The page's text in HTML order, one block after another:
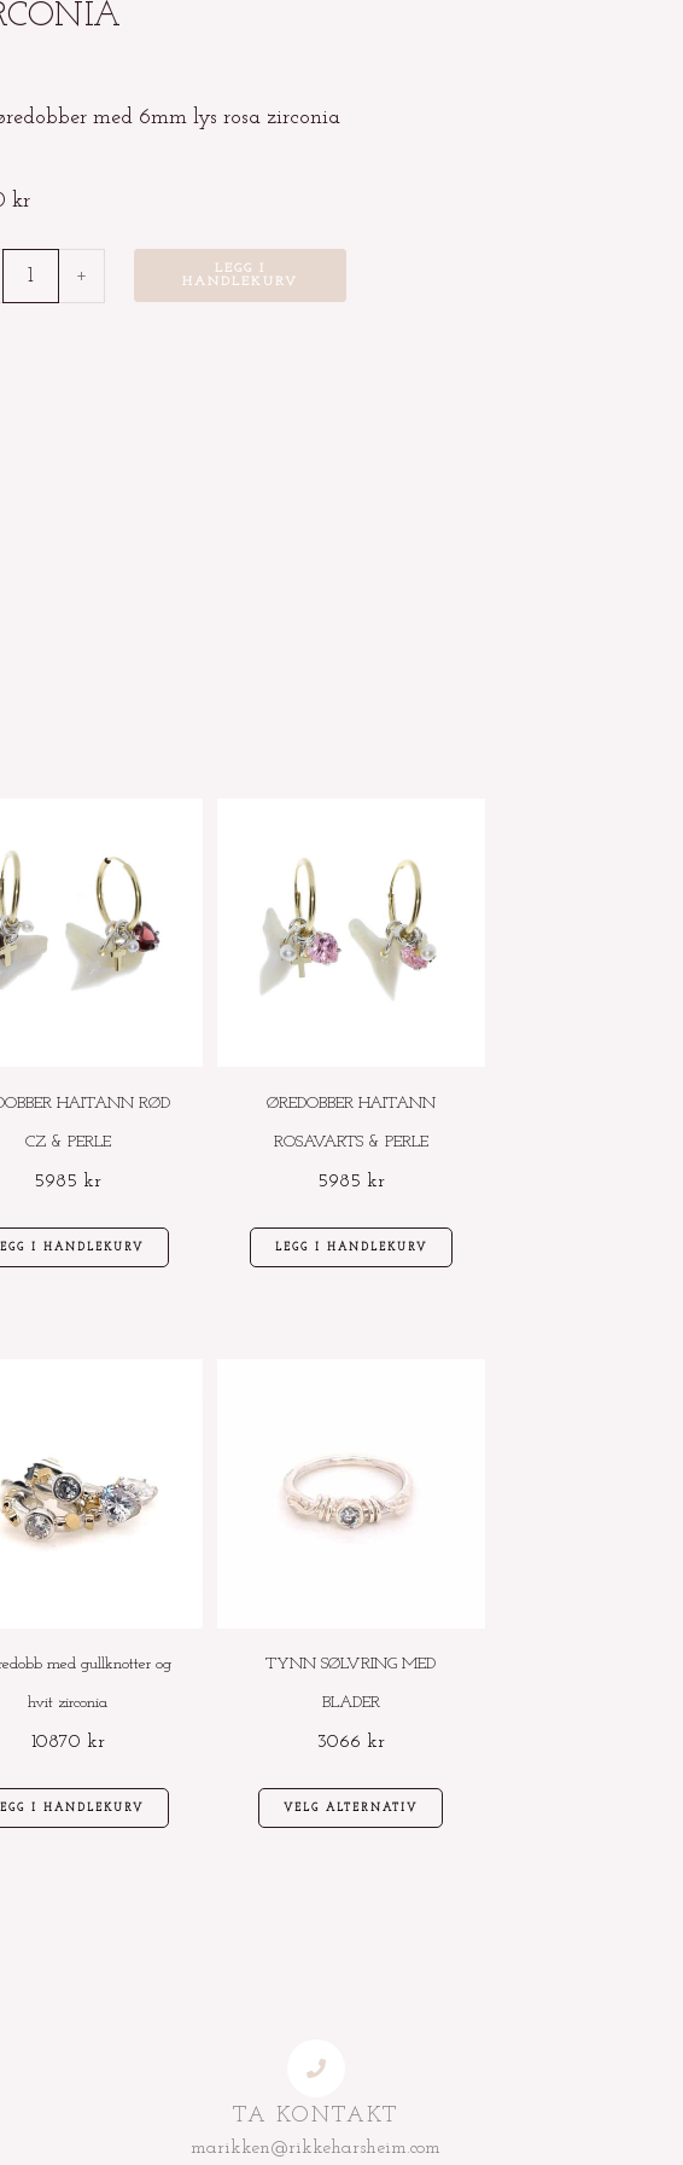
med 6mm lys rosa zirconia
kr
+
LEGG I
HANDLEKURV
HAITANN RØD
CZ & PERLE
5985 kr
I HANDLEKURV
ØREDOBBER HAITANN
ROSAVARTS & PERLE
5985 kr
LEGG I HANDLEKURV
med gullknotter og
hvit zirconia
10870 kr
I HANDLEKURV
TYNN SØLVRING MED
BLADER
3066 kr
VELG ALTERNATIV
TA KONTAKT
marikken@rikkeharsheim.com